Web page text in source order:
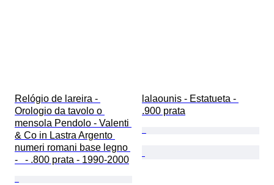
Relógio de lareira -
Orologio da tavolo o
mensola Pendolo - Valenti
& Co in Lastra Argento
numeri romani base legno
-   - .800 prata - 1990-2000
lalaounis - Estatueta -
.900 prata